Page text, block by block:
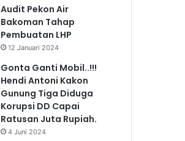
Audit Pekon Air
Bakoman Tahap
Pembuatan LHP
12 Januari 2024
Gonta Ganti Mobil..!!!
Hendi Antoni Kakon
Gunung Tiga Diduga
Korupsi DD Capai
Ratusan Juta Rupiah.
4 Juni 2024